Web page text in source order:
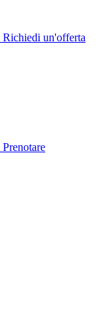
Richiedi un'offerta
Prenotare